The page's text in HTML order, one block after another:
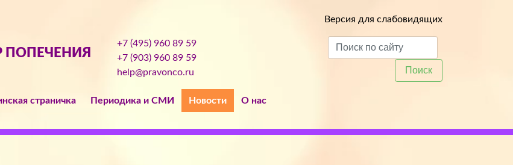
Версия для слабовидящих
ПОПЕЧЕНИЯ
+7 (495) 960 89 59
+7 (903) 960 89 59
help@pravonco.ru
Поиск
страничка Периодика и СМИ Новости О нас